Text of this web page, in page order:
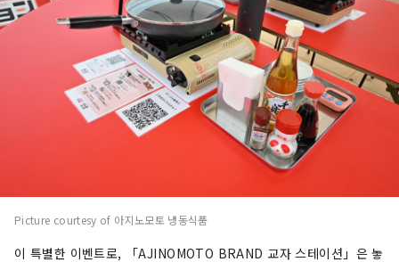
Picture courtesy of 아지노모토 냉동식품
이 특별한 이벤트로, 「AJINOMOTO BRAND 교자 스테이션」은 놓